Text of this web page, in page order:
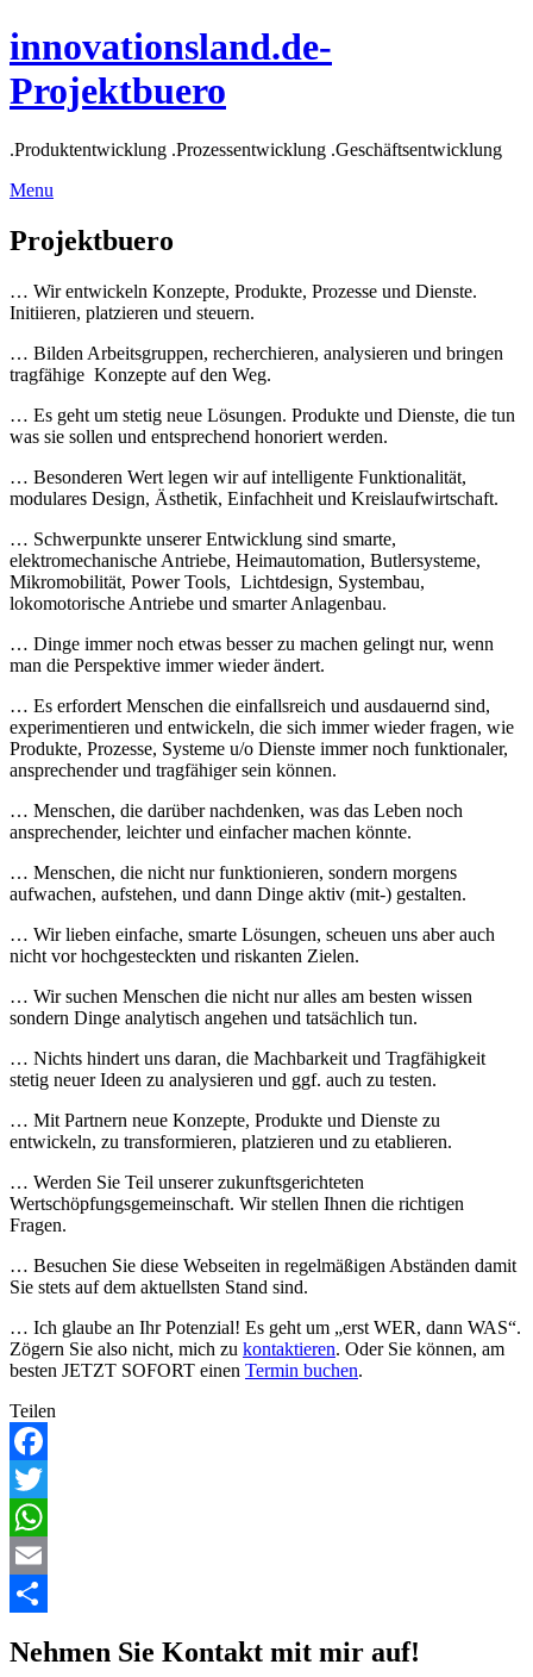
Skip
to
content
innovationsland.de-
Projektbuero
.Produktentwicklung .Prozessentwicklung .Geschäftsentwicklung
Menu
Projektbuero
… Wir entwickeln Konzepte, Produkte, Prozesse und Dienste.
Initiieren, platzieren und steuern.
… Bilden Arbeitsgruppen, recherchieren, analysieren und bringen
tragfähige Konzepte auf den Weg.
… Es geht um stetig neue Lösungen. Produkte und Dienste, die tun
was sie sollen und entsprechend honoriert werden.
… Besonderen Wert legen wir auf intelligente Funktionalität,
modulares Design, Ästhetik, Einfachheit und Kreislaufwirtschaft.
… Schwerpunkte unserer Entwicklung sind smarte,
elektromechanische Antriebe, Heimautomation, Butlersysteme,
Mikromobilität, Power Tools, Lichtdesign, Systembau,
lokomotorische Antriebe und smarter Anlagenbau.
… Dinge immer noch etwas besser zu machen gelingt nur, wenn
man die Perspektive immer wieder ändert.
… Es erfordert Menschen die einfallsreich und ausdauernd sind,
experimentieren und entwickeln, die sich immer wieder fragen, wie
Produkte, Prozesse, Systeme u/o Dienste immer noch funktionaler,
ansprechender und tragfähiger sein können.
… Menschen, die darüber nachdenken, was das Leben noch
ansprechender, leichter und einfacher machen könnte.
… Menschen, die nicht nur funktionieren, sondern morgens
aufwachen, aufstehen, und dann Dinge aktiv (mit-) gestalten.
… Wir lieben einfache, smarte Lösungen, scheuen uns aber auch
nicht vor hochgesteckten und riskanten Zielen.
… Wir suchen Menschen die nicht nur alles am besten wissen
sondern Dinge analytisch angehen und tatsächlich tun.
… Nichts hindert uns daran, die Machbarkeit und Tragfähigkeit
stetig neuer Ideen zu analysieren und ggf. auch zu testen.
… Mit Partnern neue Konzepte, Produkte und Dienste zu
entwickeln, zu transformieren, platzieren und zu etablieren.
… Werden Sie Teil unserer zukunftsgerichteten
Wertschöpfungsgemeinschaft. Wir stellen Ihnen die richtigen
Fragen.
… Besuchen Sie diese Webseiten in regelmäßigen Abständen damit
Sie stets auf dem aktuellsten Stand sind.
… Ich glaube an Ihr Potenzial! Es geht um „erst WER, dann WAS“.
Zögern Sie also nicht, mich zu kontaktieren. Oder Sie können, am
besten JETZT SOFORT einen Termin buchen.
Teilen
Facebook
Twitter
WhatsApp
Email
Nehmen Sie Kontakt mit mir auf!